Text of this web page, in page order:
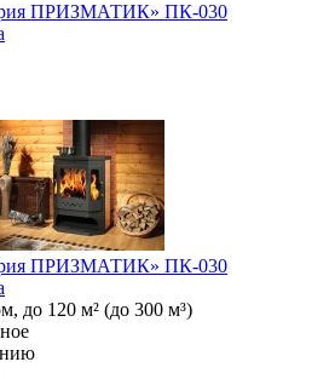
ПРИЗМАТИК» ПК-030
ПРИЗМАТИК» ПК-030
до 120 м² (до 300 м³)